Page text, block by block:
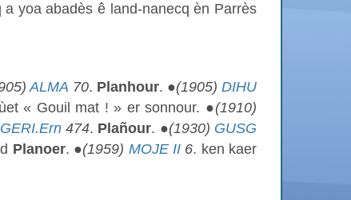
a yoa abadès ê land-nanecq èn Parrès
ALMA 70. Planhour. ●(1905)DIHU
« Gouil mat ! » er sonnour. ●(1910)
GERI.Ern474. Plañour. ●(1930) GUSG
Planoer. ●(1959) MOJE II 6. ken kaer